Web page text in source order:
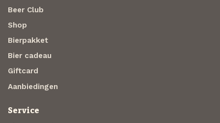
Beer Club
Shop
Bierpakket
Bier cadeau
Giftcard
Aanbiedingen
Service